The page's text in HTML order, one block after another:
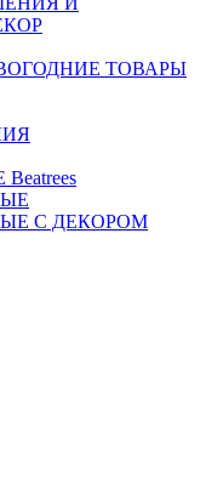
ТОВАРЫ
С ДЕКОРОМ